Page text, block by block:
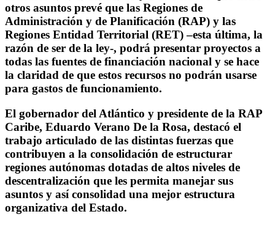
otros asuntos prevé que las Regiones de
Administración y de Planificación (RAP) y las
Regiones Entidad Territorial (RET) –esta última, la
razón de ser de la ley-, podrá presentar proyectos a
todas las fuentes de financiación nacional y se hace
la claridad de que estos recursos no podrán usarse
para gastos de funcionamiento.
El gobernador del Atlántico y presidente de la RAP
Caribe, Eduardo Verano De la Rosa, destacó el
trabajo articulado de las distintas fuerzas que
contribuyen a la consolidación de estructurar
regiones autónomas dotadas de altos niveles de
descentralización que les permita manejar sus
asuntos y así consolidad una mejor estructura
organizativa del Estado.